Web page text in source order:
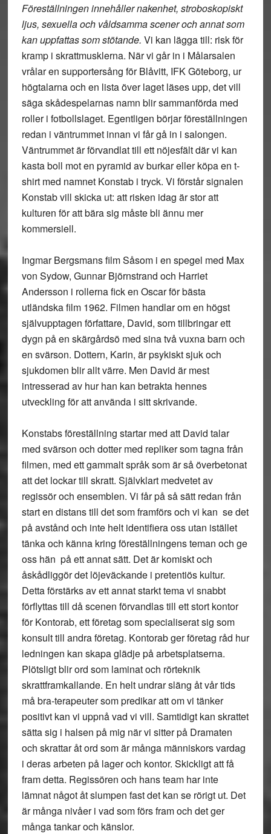
Föreställningen innehåller nakenhet, stroboskopiskt
ljus, sexuella och våldsamma scener och annat som
kan uppfattas som stötande. Vi kan lägga till: risk för
kramp i skrattmusklerna. När vi går in i Målarsalen
vrålar en supportersång för Blåvitt, IFK Göteborg, ur
högtalarna och en lista över laget läses upp, det vill
säga skådespelarnas namn blir sammanförda med
roller i fotbollslaget. Egentligen börjar föreställningen
redan i väntrummet innan vi får gå in i salongen.
Väntrummet är förvandlat till ett nöjesfält där vi kan
kasta boll mot en pyramid av burkar eller köpa en t-
shirt med namnet Konstab i tryck. Vi förstår signalen
Konstab vill skicka ut: att risken idag är stor att
kulturen för att bära sig måste bli ännu mer
kommersiell.
Ingmar Bergsmans film Såsom i en spegel med Max
von Sydow, Gunnar Björnstrand och Harriet
Andersson i rollerna fick en Oscar för bästa
utländska film 1962. Filmen handlar om en högst
självupptagen författare, David, som tillbringar ett
dygn på en skärgårdsö med sina två vuxna barn och
en svärson. Dottern, Karin, är psykiskt sjuk och
sjukdomen blir allt värre. Men David är mest
intresserad av hur han kan betrakta hennes
utveckling för att använda i sitt skrivande.
Konstabs föreställning startar med att David talar
med svärson och dotter med repliker som tagna från
filmen, med ett gammalt språk som är så överbetonat
att det lockar till skratt. Självklart medvetet av
regissör och ensemblen. Vi får på så sätt redan från
start en distans till det som framförs och vi kan se det
på avstånd och inte helt identifiera oss utan istället
tänka och känna kring föreställningens teman och ge
oss hän på ett annat sätt. Det är komiskt och
åskådliggör det löjeväckande i pretentiös kultur.
Detta förstärks av ett annat starkt tema vi snabbt
förflyttas till då scenen förvandlas till ett stort kontor
för Kontorab, ett företag som specialiserat sig som
konsult till andra företag. Kontorab ger företag råd hur
ledningen kan skapa glädje på arbetsplatserna.
Plötsligt blir ord som laminat och rörteknik
skrattframkallande. En helt undrar släng åt vår tids
må bra-terapeuter som predikar att om vi tänker
positivt kan vi uppnå vad vi vill. Samtidigt kan skrattet
sätta sig i halsen på mig när vi sitter på Dramaten
och skrattar åt ord som är många människors vardag
i deras arbeten på lager och kontor. Skickligt att få
fram detta. Regissören och hans team har inte
lämnat något åt slumpen fast det kan se rörigt ut. Det
är många nivåer i vad som förs fram och det ger
många tankar och känslor.